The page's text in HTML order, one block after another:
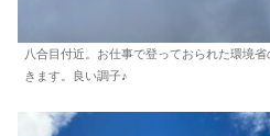
八合目付近。お仕事で登っておられた環境
きます。良い調子♪